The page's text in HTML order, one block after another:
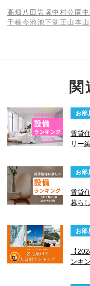
高畑 八田 岩塚中村公園
千種今池池下覚王山本山
関
お部
賃貸
リー
お部
賃貸
暮ら
お部
【
ンキ